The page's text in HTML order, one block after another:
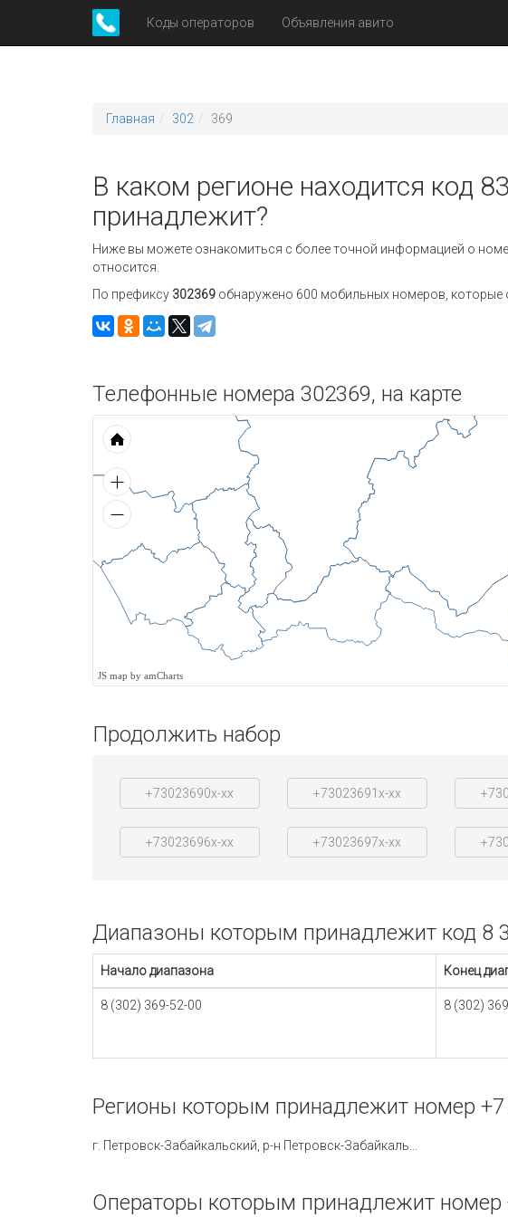
Коды операторов Объявления авито
Главная 302 369
В каком регионе находится код
принадлежит?
Ниже вы можете ознакомиться с более точной информацией о
относится.
По префиксу 302369 обнаружено 600 мобильных номеров, которые
Телефонные номера 302369, на карте
JS map by amCharts
Продолжить набор
+73023690x-xx +73023691x-xx
+73023696x-xx +73023697x-xx
Диапазоны которым принадлежит код 8
Начало диапазона Конец
8 (302) 369-52-00 8 (302)
Регионы которым принадлежит номер +7
Операторы которым принадлежит номер